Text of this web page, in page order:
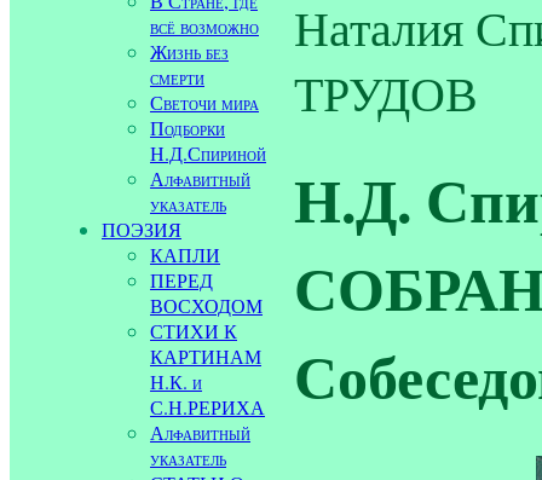
всё возможно
Жизнь без
смерти
Светочи мира
Подборки
Н.Д.Спириной
Алфавитный
указатель
ПОЭЗИЯ
КАПЛИ
ПЕРЕД
ВОСХОДОМ
СТИХИ К
КАРТИНАМ
Н.К. и
С.Н.РЕРИХА
Алфавитный
указатель
Наталия
ТРУДОВ
Н.Д.